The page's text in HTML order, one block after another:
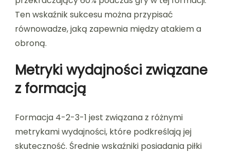
Ten wskaźnik sukcesu można przypisać
równowadze, jaką zapewnia między atakiem a
obroną.
Metryki wydajności związane
z formacją
Formacja 4-2-3-1 jest związana z różnymi
metrykami wydajności, które podkreślają jej
skuteczność. Średnie wskaźniki posiadania piłki